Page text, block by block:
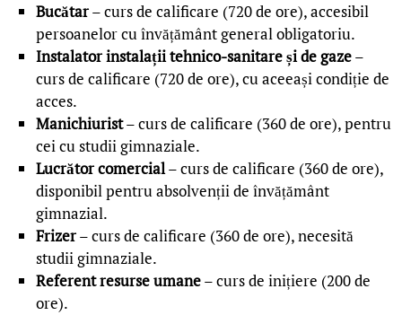
Bucătar– curs de calificare (720 de ore), accesibil
persoanelor cu învățământ general obligatoriu.
Instalator instalații tehnico-sanitare și de gaze–
curs de calificare (720 de ore), cu aceeași condiție de
acces.
Manichiurist– curs de calificare (360 de ore), pentru
cei cu studii gimnaziale.
Lucrător comercial– curs de calificare (360 de ore),
disponibil pentru absolvenții de învățământ
gimnazial.
Frizer– curs de calificare (360 de ore), necesită
studii gimnaziale.
Referent resurse umane– curs de inițiere (200 de
ore).